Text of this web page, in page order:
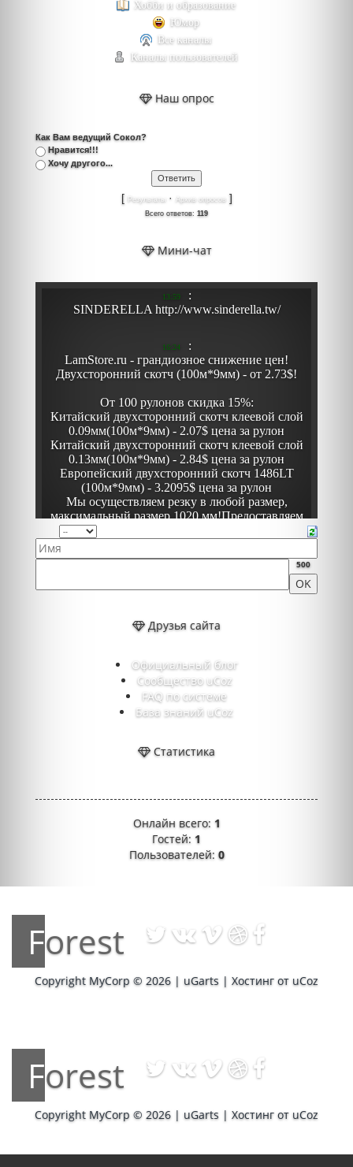
Хобби и образование
Юмор
Все каналы
Каналы пользователей
Наш опрос
Как Вам ведущий Сокол?
Нравится!!!
Хочу другого...
[ Результаты · Архив опросов]
Всего ответов: 119
Мини-чат
500
Друзья сайта
Официальный блог
Сообщество uCoz
FAQ по системе
База знаний uCoz
Статистика
Онлайн всего: 1
Гостей: 1
Пользователей:0
Forest
Copyright MyCorp © 2026 | uGarts | Хостинг от uCoz
Forest
Copyright MyCorp © 2026 | uGarts | Хостинг от uCoz